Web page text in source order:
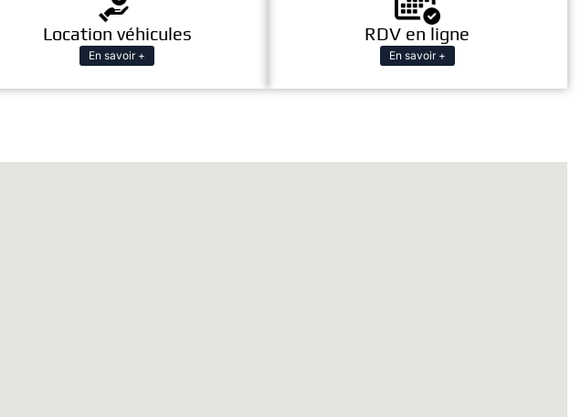
Location véhicules
En savoir +
RDV en ligne
En savoir +